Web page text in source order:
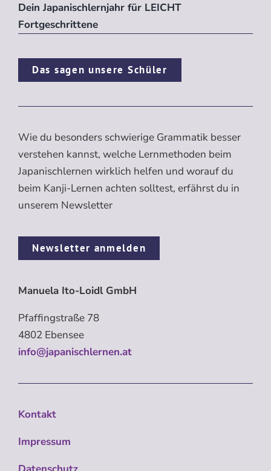
Dein Japanischlernjahr für LEICHT
Fortgeschrittene
Das sagen unsere Schüler
Wie du besonders schwierige Grammatik besser
verstehen kannst, welche Lernmethoden beim
Japanischlernen wirklich helfen und worauf du
beim Kanji-Lernen achten solltest, erfährst du in
unserem Newsletter
Newsletter anmelden
Manuela Ito-Loidl GmbH
Pfaffingstraße 78
4802 Ebensee
info@japanischlernen.at
Kontakt
Impressum